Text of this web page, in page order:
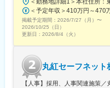
掲載予定期間： 2026/7/27（月） 〜
2026/10/25（日）
更新日： 2026/8/4（火）
丸紅セーフネット
【人事】採用、人事関連施策